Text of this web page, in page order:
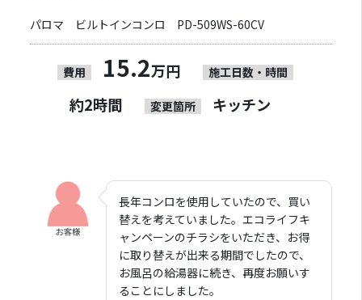
パロマ ビルトインコンロ PD-509WS-60CV
費用 15.2万円 施工日数・時間
約2時間 変更箇所 キッチン
長年コンロを使用していたので、買い
替えを考えていました。エコライフキ
ャンペーンのチラシをいただき、お得
に取り替えが出来る期間でしたので、
お風呂の給湯器に続き、再度お願いす
ることにしました。